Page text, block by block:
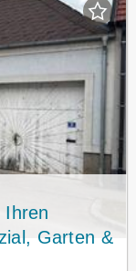
Ihren
Garten &